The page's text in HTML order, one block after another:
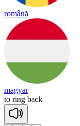
română
magyar
to ring back